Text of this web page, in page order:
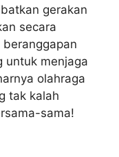
gerakan
secara
untuk menjaga
olahraga
tak kalah
sama!